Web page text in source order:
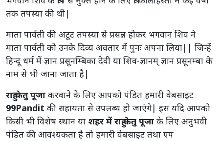
तक तपस्या की थी|
माता पार्वती की अटूट तपस्या से प्रसन्न होकर भगवान शिव ने
माता पार्वती को उनके दिव्य अवतार में पुनः अपना लिया|| जिन्हें
हिन्दू धर्म में ज्ञान प्रसूनम्बिका देवी या शिव-ज्ञानम् ज्ञान प्रसूनम्बा के
नाम से भी जाना जाता है|
राहु केतु पूजा करवाने के लिए आपको पंडित हमारी वेबसाइट
99Pandit की सहायता से उपलब्ध हो जाएंगे| इस यदि आपको
किसी भी विशेष स्थान या शहर में राहु केतु पूजा के लिए अनुभवी
पंडित की आवश्यकता है तो हमारी वेबसाइट तथा एप